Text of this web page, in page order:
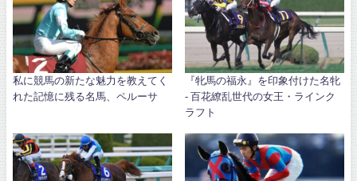
私に競馬の新たな魅力を教えてく
れた記憶に残る名馬、ペルーサ
『牝馬の福永』を印象付けた名牝
- 百花繚乱世代の女王・ラインク
ラフト